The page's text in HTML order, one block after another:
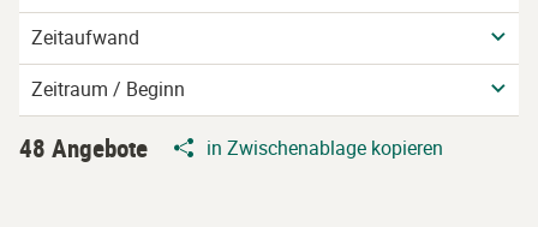
Zeitaufwand
Zeitraum / Beginn
48 Angebote in Zwischenablage kopieren